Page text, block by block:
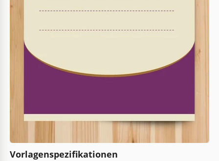
Vorlagenspezifikationen